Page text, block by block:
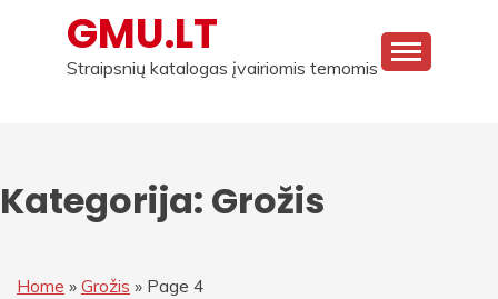
GMU.LT
Straipsnių katalogas įvairiomis temomis
Kategorija: Grožis
Home » Grožis » Page 4